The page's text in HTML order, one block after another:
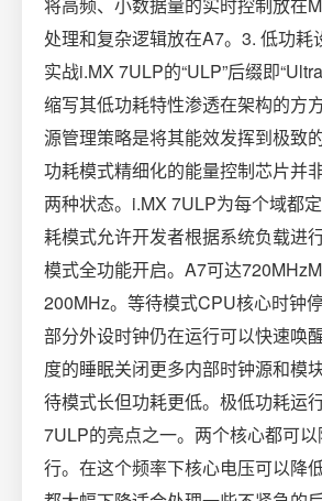
处理和复杂逻辑放在A7。3. 低功耗
实战i.MX 7ULP的“ULP”后缀即
缩写其低功耗特性渗透在架构的方
源管理策略是将其能效发挥到极致
功耗模式精细化的能量控制芯片并非
两种状态。i.MX 7ULP为每个域都
耗模式允许开发者根据系统负载进
模式全功能开启。A7可达
200MHz。等待模式CPU核心时钟
部分外设时钟仍在运行可以快速唤
度的睡眠关闭更多内部时钟源和模
待模式长但功耗更低。极低功耗运
7ULP的亮点之一。两个核心都可
行。在这个频率下核心电压可以降